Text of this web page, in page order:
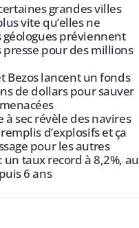
grandes villes
vite qu’elles ne
géologues préviennent
presse pour des millions
Bezos lancent un fonds
de dollars pour sauver
à sec révèle des navires
d’explosifs et ça
pour les autres
un taux record à 8,2%, au
6 ans